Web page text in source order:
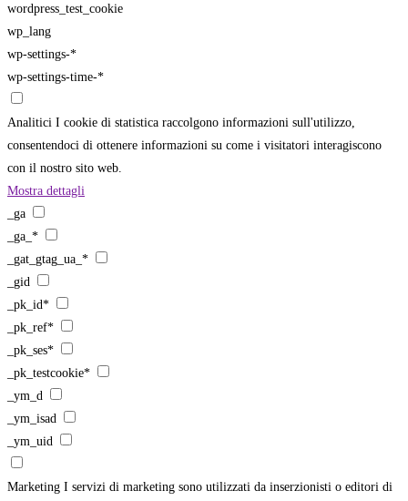
wordpress_test_cookie
wp_lang
wp-settings-*
wp-settings-time-*
Analitici I cookie di statistica raccolgono informazioni sull'utilizzo,
consentendoci di ottenere informazioni su come i visitatori interagiscono
con il nostro sito web.
Mostra dettagli
_ga
_ga_*
_gat_gtag_ua_*
_gid
_pk_id*
_pk_ref*
_pk_ses*
_pk_testcookie*
_ym_d
_ym_isad
_ym_uid
Marketing I servizi di marketing sono utilizzati da inserzionisti o editori di